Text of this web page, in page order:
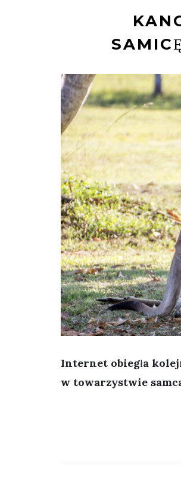
Internet obiegła
w towarzystwie